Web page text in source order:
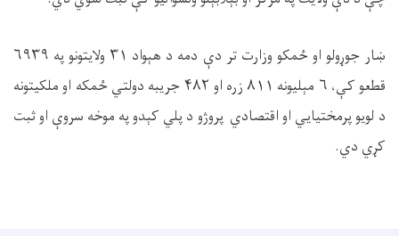
ښار جوړولو او ځمکو وزارت تر دې دمه د هېواد ۳۱ ولایتونو په ۶۹۳۹
قطعو کې، ۶ مېلیونه ۸۱۱ زره او ۴۸۲ جریبه دولتي ځمکه او ملکیتونه
د لویو پرمختیایي او اقتصادي پروژو د پلي کېدو په موخه سروې او ثبت
کړي دي.